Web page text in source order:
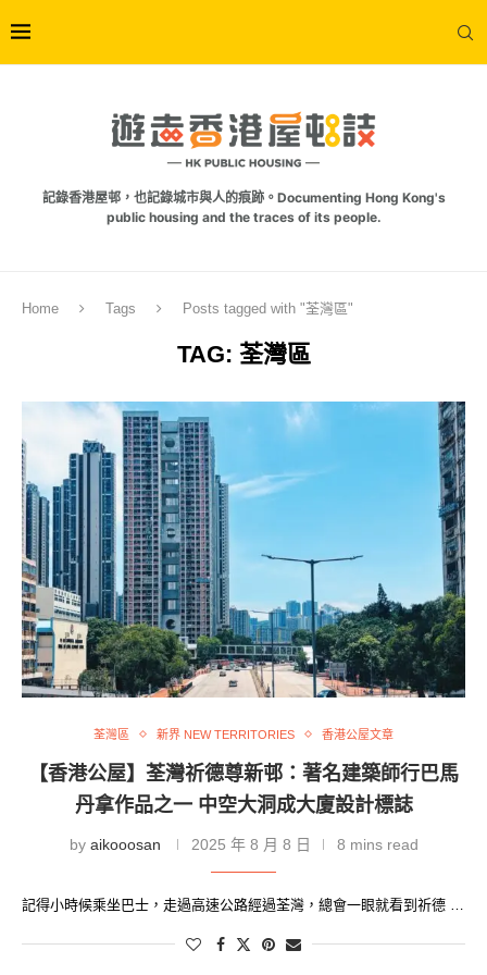
記錄香港屋邨，也記錄城市與人的痕跡。Documenting Hong Kong's
public housing and the traces of its people.
Home Tags Posts tagged with "荃灣區"
TAG: 荃灣區
荃灣區 新界 NEW TERRITORIES 香港公屋文章
【香港公屋】荃灣祈德尊新邨：著名建築師行巴馬
丹拿作品之一 中空大洞成大廈設計標誌
by aikooosan 2025 年 8 月 8 日 8 mins read
記得小時候乘坐巴士，走過高速公路經過荃灣，總會一眼就看到祈德 …